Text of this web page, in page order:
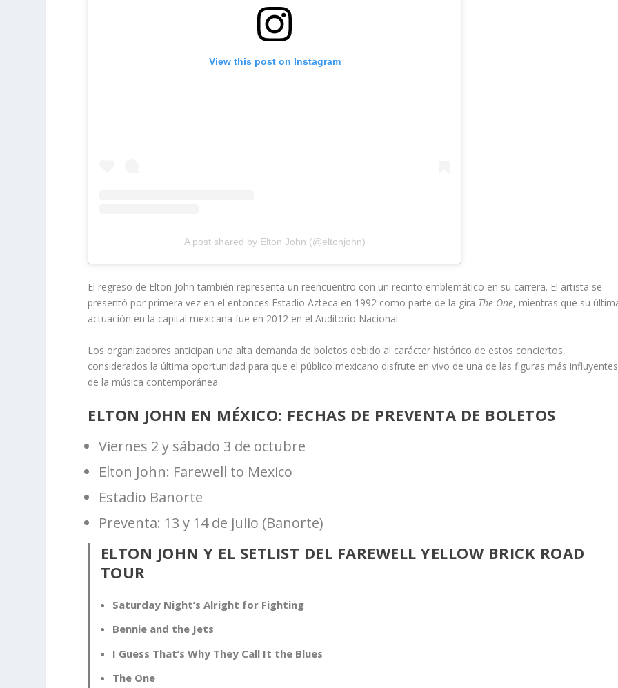
View this post on Instagram
A post shared by Elton John (@eltonjohn)
El regreso de Elton John también representa un reencuentro con un recinto emblemático en su carrera. El artista se
presentó por primera vez en el entonces Estadio Azteca en 1992 como parte de la gira The One, mientras que su
actuación en la capital mexicana fue en 2012 en el Auditorio Nacional.
Los organizadores anticipan una alta demanda de boletos debido al carácter histórico de estos conciertos,
considerados la última oportunidad para que el público mexicano disfrute en vivo de una de las figuras más influyentes
de la música contemporánea.
ELTON JOHN EN MÉXICO: FECHAS DE PREVENTA DE BOLETOS
Viernes 2 y sábado 3 de octubre
Elton John: Farewell to Mexico
Estadio Banorte
Preventa: 13 y 14 de julio (Banorte)
ELTON JOHN Y EL SETLIST DEL FAREWELL YELLOW BRICK ROAD
TOUR
Saturday Night’s Alright for Fighting
Bennie and the Jets
I Guess That’s Why They Call It the Blues
The One